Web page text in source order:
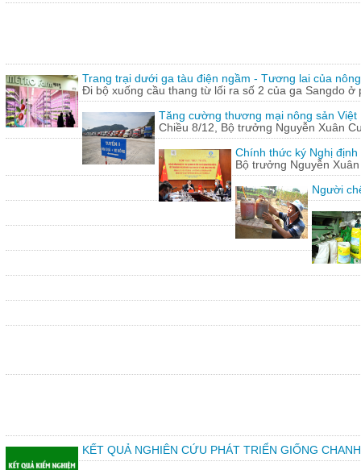
Trang trại dưới ga tàu điện ngầm - Tương lai của
Đi bộ xuống cầu thang từ lối ra số 2 của ga Sangdo ở
Tăng cường thương mại nông sản Việt
Chiều 8/12, Bộ trưởng Nguyễn Xuân
Chính thức ký Nghị
Bộ trưởng Nguyễn
Người
KẾT QUẢ NGHIÊN CỨU PHÁT TRIỂN GIỐNG